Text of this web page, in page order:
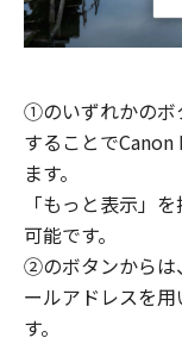
①のいずれかのボ
することで
ます。
「もっと表示」
可能です。
②のボタンからは
ールアドレスを
す。